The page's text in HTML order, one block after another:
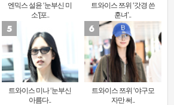
엔믹스 설윤 ‘눈부신 미
소’[포..
트와이스 쯔위 ‘갓경 쓴
훈녀’..
트와이스 미나 ‘눈부신
아름다..
트와이스 쯔위 ‘야구모
자만 써..